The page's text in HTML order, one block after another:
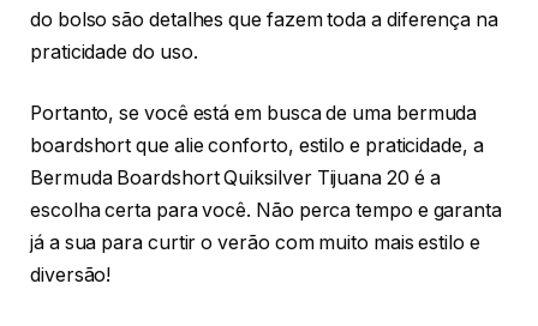
do bolso são detalhes que fazem toda a diferença na
praticidade do uso.
Portanto, se você está em busca de uma bermuda
boardshort que alie conforto, estilo e praticidade, a
Bermuda Boardshort Quiksilver Tijuana 20 é a
escolha certa para você. Não perca tempo e garanta
já a sua para curtir o verão com muito mais estilo e
diversão!